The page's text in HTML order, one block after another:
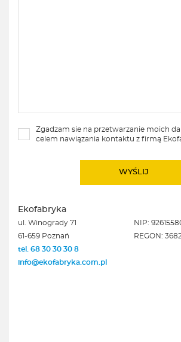
Zgadzam sie na przetwarzanie moich
celem nawiązania kontaktu z firmą
Ekofabryka
ul. Winogrady 71
61-659 Poznań
tel. 68 30 30 30 8
info@ekofabryka.com.pl
NIP:
REGON: